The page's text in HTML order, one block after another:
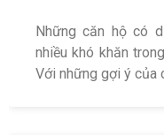
Những căn hộ có
nhiều khó khăn
Với những gợi ý của